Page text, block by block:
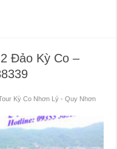
Đảo Kỳ Co –
Kỳ Co Nhơn Lý - Quy Nhơn